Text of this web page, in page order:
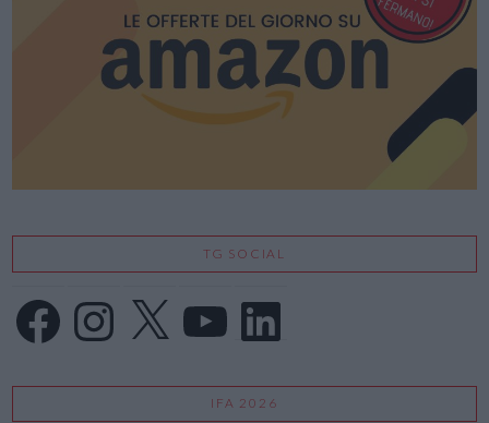
TG SOCIAL
FacebookInstagram
X LinkedIn
IFA 2026